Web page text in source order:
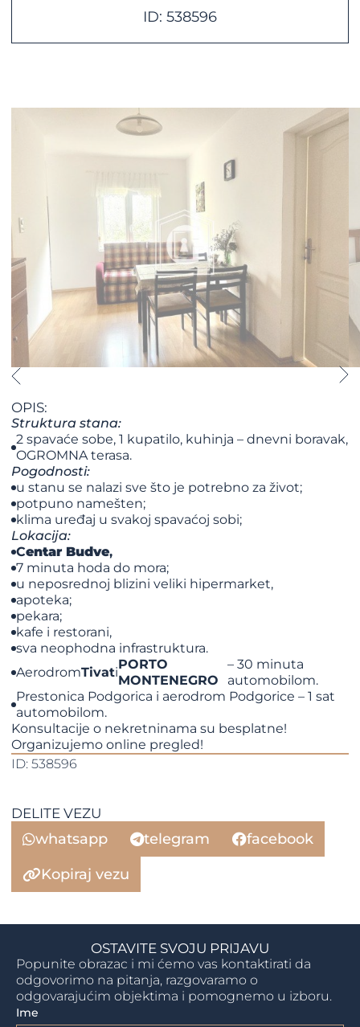
ID: 538596
OPIS:
Struktura stana:
2 spavaće sobe, 1 kupatilo, kuhinja – dnevni boravak,
OGROMNA terasa.
Pogodnosti:
u stanu se nalazi sve što je potrebno za život;
potpuno namešten;
klima uređaj u svakoj spavaćoj sobi;
Lokacija:
Centar Budve,
7 minuta hoda do mora;
u neposrednoj blizini veliki hipermarket,
apoteka;
pekara;
kafe i restorani,
sva neophodna infrastruktura.
AerodromTivati
PORTO
MONTENEGRO
– 30 minuta
automobilom.
Prestonica Podgorica i aerodrom Podgorice – 1 sat
automobilom.
Konsultacije o nekretninama su besplatne!
Organizujemo online pregled!
ID: 538596
DELITE VEZU
whatsapp telegram
facebook
Kopiraj vezu
OSTAVITE SVOJU PRIJAVU
Popunite obrazac i mi ćemo vas kontaktirati da
odgovorimo na pitanja, razgovaramo o
odgovarajućim objektima i pomognemo u izboru.
Ime